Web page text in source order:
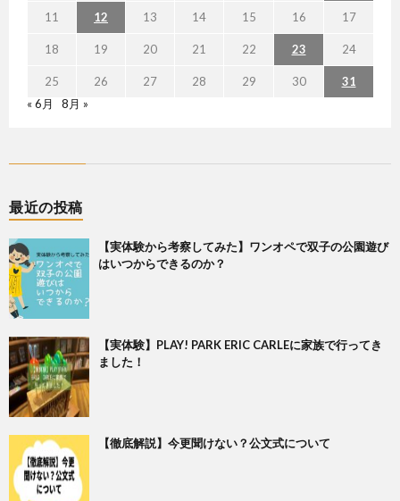
11 12 13 14 15 16 17
18 19 20 21 22 23 24
25 26 27 28 29 30
31
« 6月
8月 »
最近の投稿
【実体験から考察してみた】ワンオペで双子の公園遊び
はいつからできるのか？
【実体験】PLAY! PARK ERIC CARLEに家族で行ってき
ました！
【徹底解説】今更聞けない？公文式について